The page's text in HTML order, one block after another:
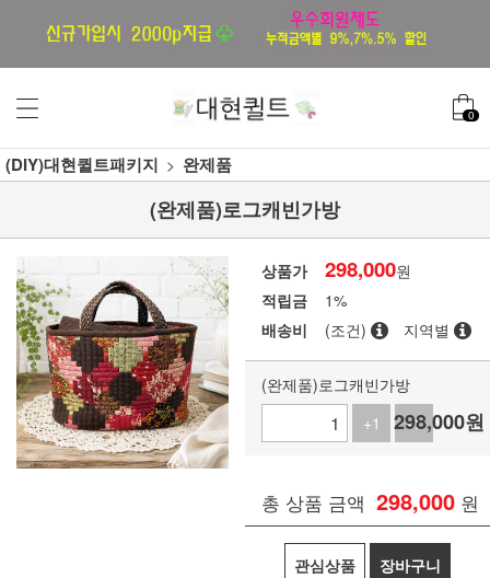
0
(DIY)대현퀼트패키지 완제품
(완제품)로그캐빈가방
상품가 298,000원
적립금
1%
배송비
(조건) 지역별
(완제품)로그캐빈가방
+1
-1
298,000원
총 상품 금액 298,000 원
관심상품 장바구니